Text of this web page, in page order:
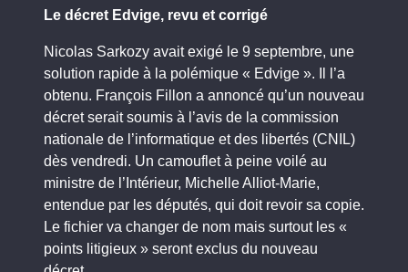
Le décret Edvige, revu et corrigé
Nicolas Sarkozy avait exigé le 9 septembre, une
solution rapide à la polémique « Edvige ». Il l’a
obtenu. François Fillon a annoncé qu’un nouveau
décret serait soumis à l’avis de la commission
nationale de l’informatique et des libertés (CNIL)
dès vendredi. Un camouflet à peine voilé au
ministre de l’Intérieur, Michelle Alliot-Marie,
entendue par les députés, qui doit revoir sa copie.
Le fichier va changer de nom mais surtout les «
points litigieux » seront exclus du nouveau